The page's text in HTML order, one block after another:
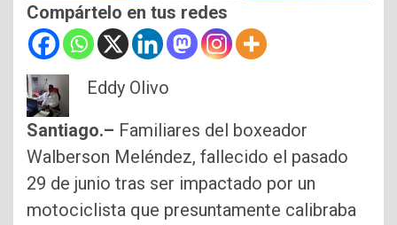
Compártelo en tus redes
Eddy Olivo
Santiago.– Familiares del boxeador
Walberson Meléndez, fallecido el pasado
29 de junio tras ser impactado por un
motociclista que presuntamente calibraba